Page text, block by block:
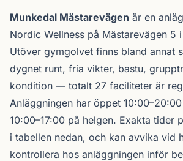
Om Munkedal Mästarevägen
Munkedal Mästarevägen är en
Nordic Wellness på Mästarevägen 5 i
Utöver gymgolvet finns bland annat
dygnet runt, fria vikter, bastu,
kondition — totalt 27 faciliteter är
Anläggningen har öppet
10:00–17:00 på helgen. Exakta tider
i tabellen nedan, och kan avvika vid
kontrollera hos anläggningen inför